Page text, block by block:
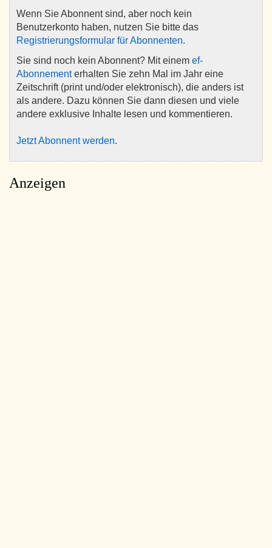
Wenn Sie Abonnent sind, aber noch kein
Benutzerkonto haben, nutzen Sie bitte das
Registrierungsformular für Abonnenten.
Sie sind noch kein Abonnent? Mit einem ef-
Abonnementerhalten Sie zehn Mal im Jahr eine
Zeitschrift (print und/oder elektronisch), die anders ist
als andere. Dazu können Sie dann diesen und viele
andere exklusive Inhalte lesen und kommentieren.
Jetzt Abonnent werden.
Anzeigen